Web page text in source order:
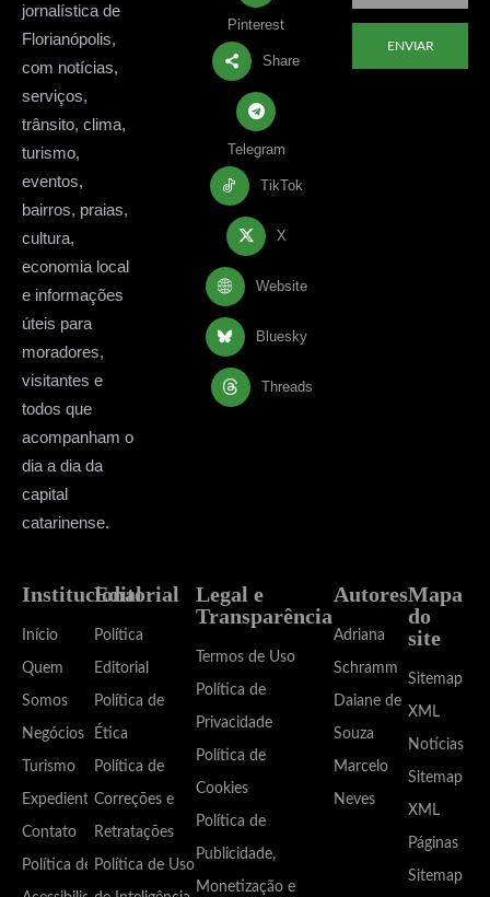
jornalística de
Florianópolis,
com notícias,
serviços,
trânsito, clima,
turismo,
eventos,
bairros, praias,
cultura,
economia local
e informações
úteis para
moradores,
visitantes e
todos que
acompanham o
dia a dia da
capital
catarinense.
Pinterest
Share
Telegram
TikTok
X
Website
Bluesky
Threads
ENVIAR
Institucional
Início
Quem
Somos
Negócios
Turismo
Expediente
Contato
Política de
Editorial
Política
Editorial
Política de
Ética
Política de
Correções e
Retratações
Política de Uso
Legal e
Transparência
Termos de Uso
Política de
Privacidade
Política de
Cookies
Política de
Publicidade,
Monetização e
Autores
Adriana
Schramm
Daiane de
Souza
Marcelo
Neves
Mapa
do
site
Sitemap
XML
Notícias
Sitemap
XML
Páginas
Sitemap